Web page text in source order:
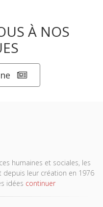
À NOS
humaines et sociales, les
depuis leur création en 1976
idées continuer